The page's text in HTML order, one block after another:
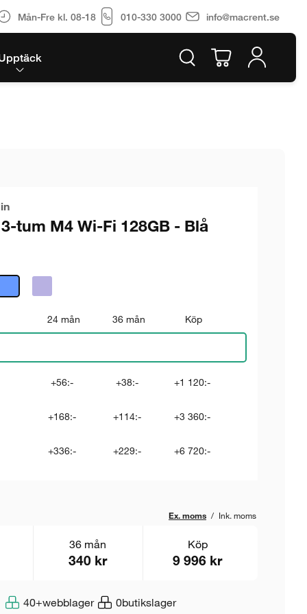
Mån-Fre kl. 08-18 010-330 3000 info@macrent.se
tum M4 Wi-Fi 128GB - Blå
24 mån 36 mån Köp
+56:- +38:- +1 120:-
+168:- +114:- +3 360:-
+336:- +229:- +6 720:-
Ex. moms / Ink. moms
40+webblager 0butikslager
36 mån
340 kr
Köp
9 996 kr